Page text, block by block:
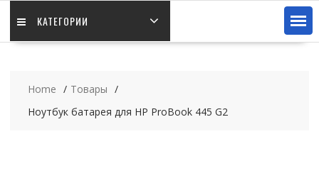
КАТЕГОРИИ
Home
Товары
Ноутбук батарея для HP ProBook 445 G2